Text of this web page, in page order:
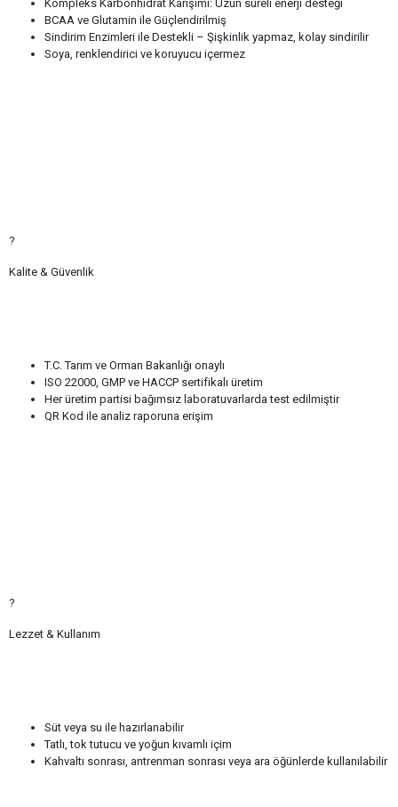
Kompleks Karbonhidrat Karışımı: Uzun süreli enerji desteği
BCAA ve Glutamin ile Güçlendirilmiş
Sindirim Enzimleri ile Destekli – Şişkinlik yapmaz, kolay sindirilir
Soya, renklendirici ve koruyucu içermez
?
Kalite & Güvenlik
T.C. Tarım ve Orman Bakanlığı onaylı
ISO 22000, GMP ve HACCP sertifikalı üretim
Her üretim partisi bağımsız laboratuvarlarda test edilmiştir
QR Kod ile analiz raporuna erişim
?
Lezzet & Kullanım
Süt veya su ile hazırlanabilir
Tatlı, tok tutucu ve yoğun kıvamlı içim
Kahvaltı sonrası, antrenman sonrası veya ara öğünlerde kullanılabilir